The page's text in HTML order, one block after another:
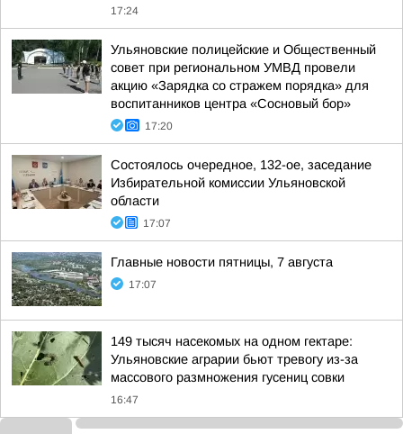
17:24
Ульяновские полицейские и Общественный
совет при региональном УМВД провели
акцию «Зарядка со стражем порядка» для
воспитанников центра «Сосновый бор»
17:20
Состоялось очередное, 132-ое, заседание
Избирательной комиссии Ульяновской
области
17:07
Главные новости пятницы, 7 августа
17:07
149 тысяч насекомых на одном гектаре:
Ульяновские аграрии бьют тревогу из-за
массового размножения гусениц совки
16:47